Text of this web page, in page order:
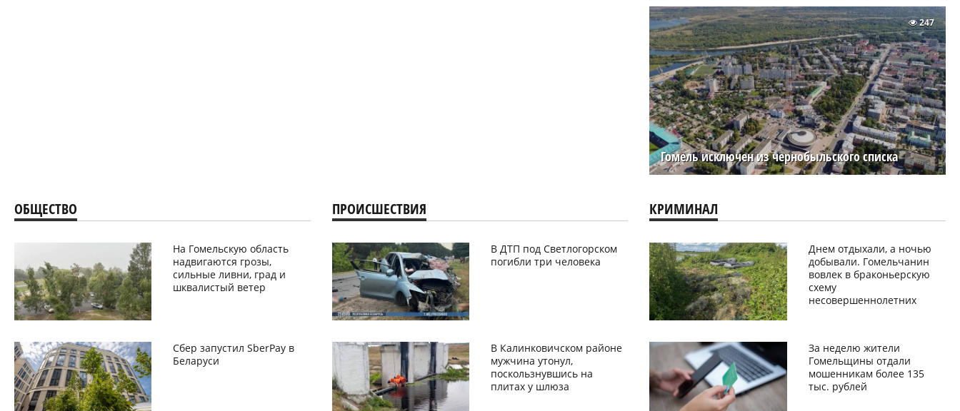
Гомель исключен из чернобыльского списка
247
ОБЩЕСТВО
На Гомельскую область
надвигаются грозы,
сильные ливни, град и
шквалистый ветер
Сбер запустил SberPay в
Беларуси
ПРОИСШЕСТВИЯ
В ДТП под Светлогорском
погибли три человека
В Калинковичском районе
мужчина утонул,
поскользнувшись на
плитах у шлюза
КРИМИНАЛ
Днем отдыхали, а ночью
добывали. Гомельчанин
вовлек в браконьерскую
схему
несовершеннолетних
За неделю жители
Гомельщины отдали
мошенникам более 135
тыс. рублей